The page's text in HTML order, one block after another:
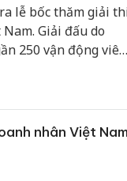
lễ bốc thăm giải
Giải đấu do
250 vận động viên
nhân Việt Nam